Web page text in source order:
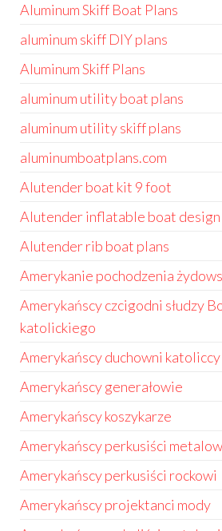
Aluminum Skiff Boat Plans
aluminum skiff DIY plans
Aluminum Skiff Plans
aluminum utility boat plans
aluminum utility skiff plans
aluminumboatplans.com
Alutender boat kit 9 foot
Alutender inflatable boat design
Alutender rib boat plans
Amerykanie pochodzenia
Amerykańscy czcigodni słudzy
katolickiego
Amerykańscy duchowni katoliccy
Amerykańscy generałowie
Amerykańscy koszykarze
Amerykańscy perkusiści
Amerykańscy perkusiści rockowi
Amerykańscy projektanci mody